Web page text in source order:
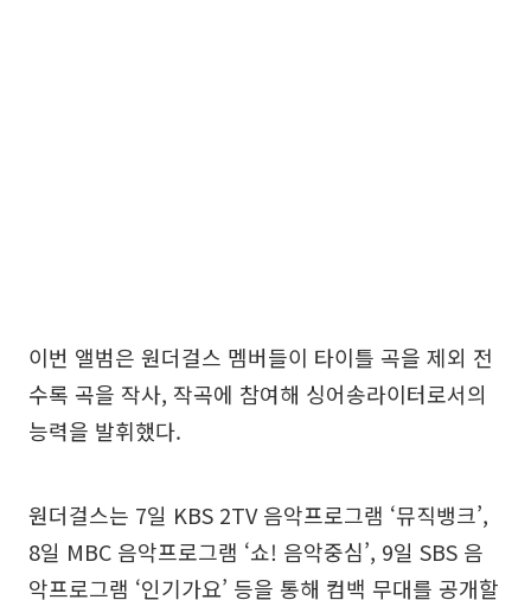
이번 앨범은 원더걸스 멤버들이 타이틀 곡을 제외 전
수록 곡을 작사, 작곡에 참여해 싱어송라이터로서의
능력을 발휘했다.
원더걸스는 7일 KBS 2TV 음악프로그램 ‘뮤직뱅크’,
8일 MBC 음악프로그램 ‘쇼! 음악중심’, 9일 SBS 음
악프로그램 ‘인기가요’ 등을 통해 컴백 무대를 공개할